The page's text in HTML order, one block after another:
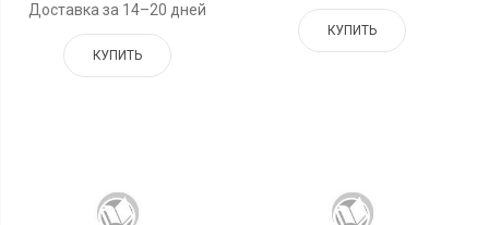
Доставка за 14–20 дней
КУПИТЬ
КУПИТЬ